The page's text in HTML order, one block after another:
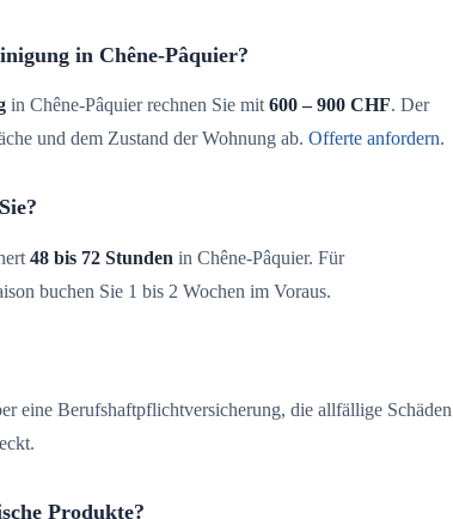
in Chêne-Pâquier?
in Chêne-Pâquier rechnen Sie mit600 – 900 CHF. Der
und dem Zustand der Wohnung ab. Offerte anfordern.
48 bis 72 Stunden in Chêne-Pâquier. Für
buchen Sie 1 bis 2 Wochen im Voraus.
eine Berufshaftpflichtversicherung, die allfällige Schäden
Produkte?